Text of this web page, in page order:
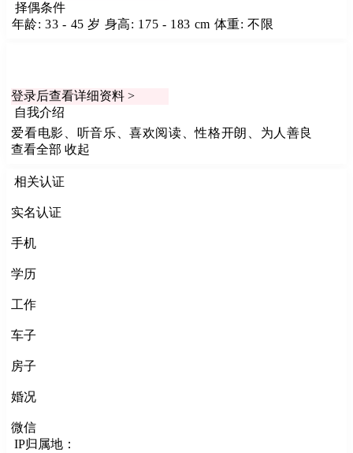
择偶条件
年龄: 33 - 45 岁 身高: 175 - 183 cm 体重: 不限
登录后查看详细资料 >
自我介绍
爱看电影、听音乐、喜欢阅读、性格开朗、为人善良
查看全部收起
相关认证
实名认证
手机
学历
工作
车子
房子
婚况
微信
IP归属地：